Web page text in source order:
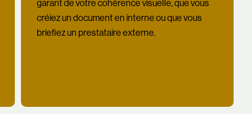
garant de votre cohérence visuelle, que vous
créiez un document en interne ou que vous
briefiez un prestataire externe.